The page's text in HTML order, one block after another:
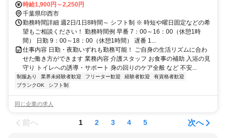
時給1,900円～2,250円
千葉県印西市
勤務時間詳細 週2日/1日8時間～ シフト制 ※ 時短や曜日固定などの希
望もご相談ください！ 勤務時間例 早番 7：00～16：00（休憩1時
間） 日勤 9：00～18：00（休憩1時間） 遅番 1...
仕事内容 日勤・夜勤いずれも勤務可能！ ご自身の生活リズムに合わ
せた働き方ができます 業務内容 介護スタッフ お食事の補助 入浴の見
守り トイレへの誘導・サポート 身の回りのケア全般 など 不安...
制服あり 業界未経験者歓迎 フリーター歓迎 経験者歓迎
有資格者歓迎
ブランクOK
シフト制
同じ企業の求人
前へ 1 2 3 4 5 次へ